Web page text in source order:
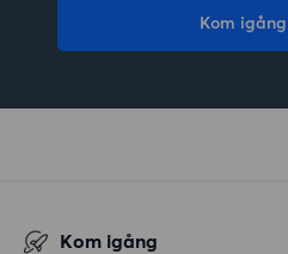
Kom
Kom igång